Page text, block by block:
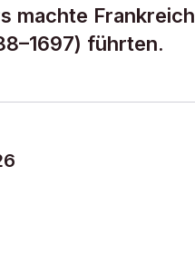
machte Frankreich
führten.